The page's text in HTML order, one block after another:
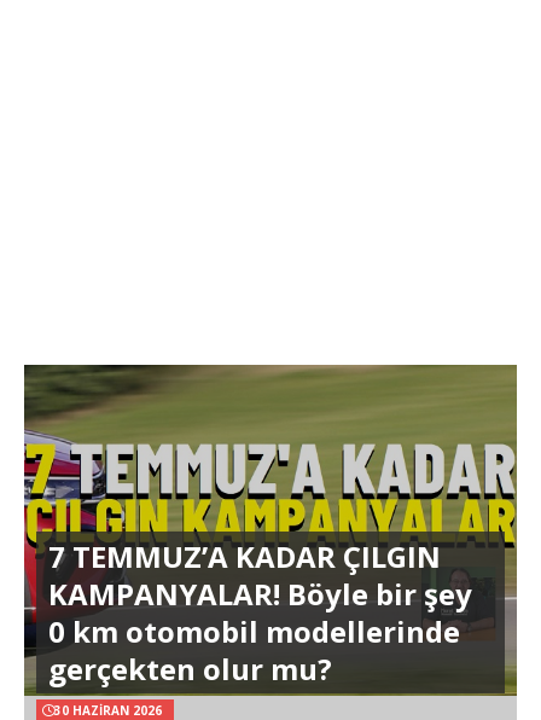
7 TEMMUZ’A KADAR ÇILGIN
KAMPANYALAR! Böyle bir şey
0 km otomobil modellerinde
gerçekten olur mu?
30 HAZIRAN 2026